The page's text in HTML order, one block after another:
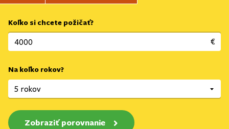
Koľko si chcete požičať?
€
Na koľko rokov?
Zobraziť porovnanie